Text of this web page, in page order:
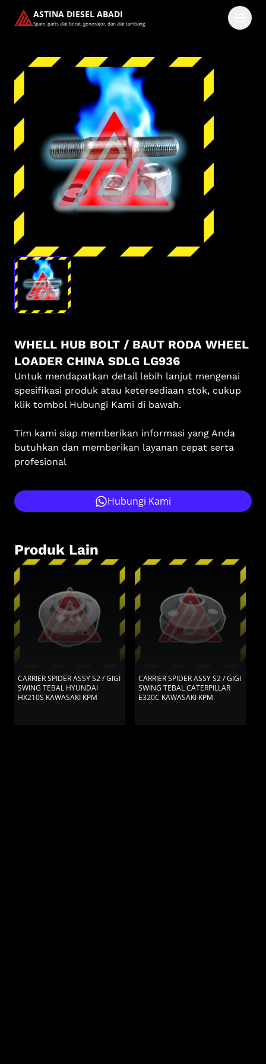
ASTINA DIESEL ABADI
Spare-parts alat berat, generator, dan alat tambang
Masuk
Pilih methode masuk
Lanjutkan dengan Google
Dengan melanjutkan, kamu telah membaca dan setuju
denganKetentuan LayanandanKebijakan Privasi kami.
WHELL HUB BOLT / BAUT RODA WHEEL
LOADER CHINA SDLG LG936
Untuk mendapatkan detail lebih lanjut mengenai
spesifikasi produk atau ketersediaan stok, cukup
klik tombol Hubungi Kami di bawah.
Tim kami siap memberikan informasi yang Anda
butuhkan dan memberikan layanan cepat serta
profesional
Hubungi Kami
Produk Lain
CARRIER SPIDER ASSY S2 / GIGI
SWING TEBAL HYUNDAI
HX210S KAWASAKI KPM
CARRIER SPIDER ASSY S2 / GIGI
SWING TEBAL CATERPILLAR
E320C KAWASAKI KPM